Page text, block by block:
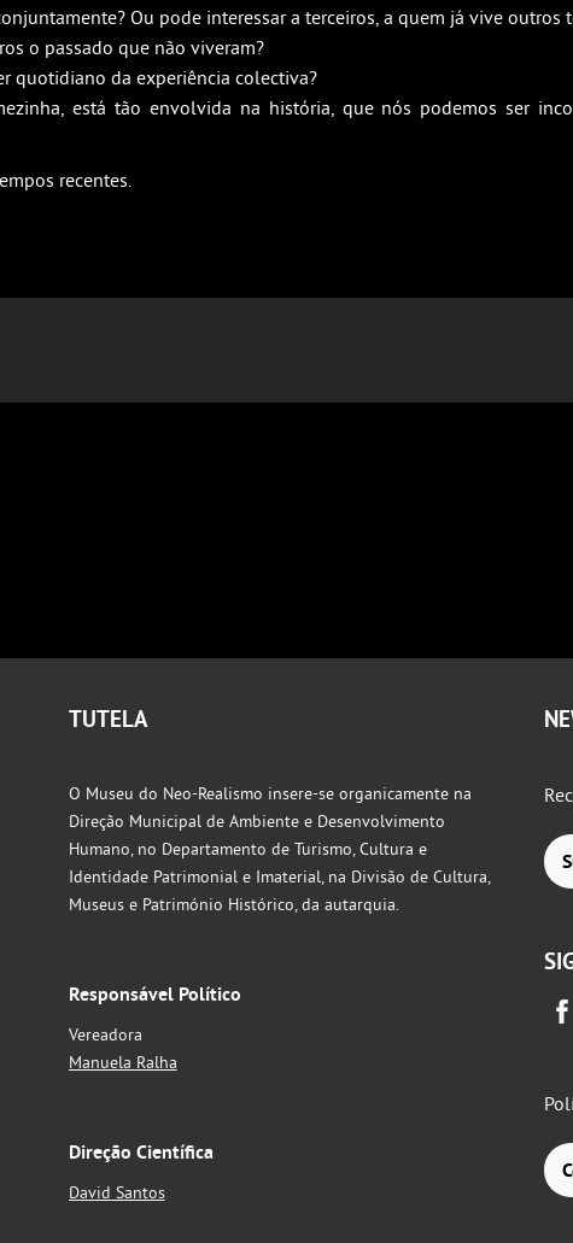
Ou pode interessar a terceiros, a quem já vive outros
o passado que não viveram?
quotidiano da experiência colectiva?
está tão envolvida na história, que nós podemos ser
recentes.
TUTELA
O Museu do Neo-Realismo insere-se organicamente na
Direção Municipal de Ambiente e Desenvolvimento
Humano, no Departamento de Turismo, Cultura e
Identidade Patrimonial e Imaterial, na Divisão de Cultura,
Museus e Património Histórico, da autarquia.
Responsável Político
Vereadora
Manuela Ralha
Direção Científica
David Santos